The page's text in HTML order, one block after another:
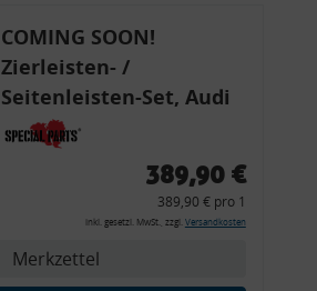
COMING SOON!
Zierleisten- /
Seitenleisten-Set, Audi
80 Cabrio, Coupe, S2, (6x
Zierleiste, 2x Kappe,
Montagewerkzeug)
389,90 €
389,90 € pro 1
inkl. gesetzl. MwSt., zzgl. Versandkosten
Merkzettel